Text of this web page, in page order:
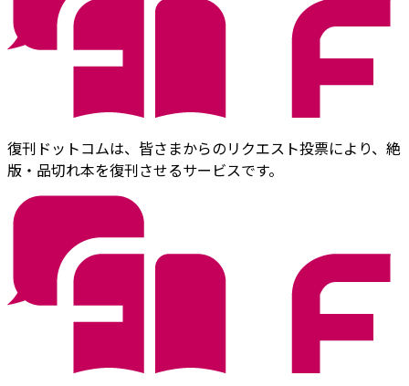
復刊ドットコムは、皆さまからのリクエスト投票により、絶
版・品切れ本を復刊させるサービスです。